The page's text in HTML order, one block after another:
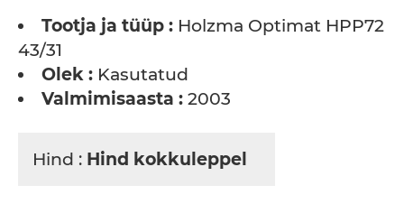
Tootja ja tüüp : Holzma Optimat HPP72
43/31
Olek : Kasutatud
Valmimisaasta : 2003
Hind : Hind kokkuleppel